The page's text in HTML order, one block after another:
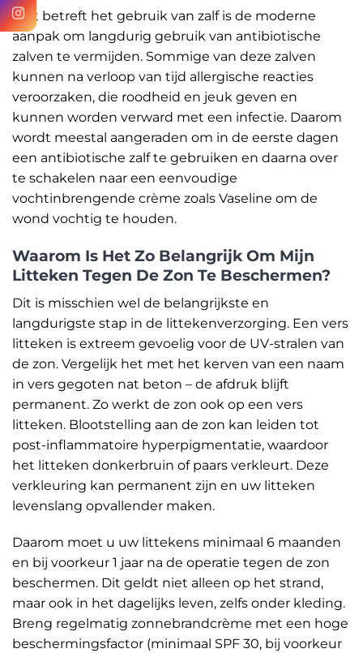
Wat betreft het gebruik van zalf is de moderne
aanpak om langdurig gebruik van antibiotische
zalven te vermijden. Sommige van deze zalven
kunnen na verloop van tijd allergische reacties
veroorzaken, die roodheid en jeuk geven en
kunnen worden verward met een infectie. Daarom
wordt meestal aangeraden om in de eerste dagen
een antibiotische zalf te gebruiken en daarna over
te schakelen naar een eenvoudige
vochtinbrengende crème zoals Vaseline om de
wond vochtig te houden.
Waarom Is Het Zo Belangrijk Om Mijn
Litteken Tegen De Zon Te Beschermen?
Dit is misschien wel de belangrijkste en
langdurigste stap in de littekenverzorging. Een vers
litteken is extreem gevoelig voor de UV-stralen van
de zon. Vergelijk het met het kerven van een naam
in vers gegoten nat beton – de afdruk blijft
permanent. Zo werkt de zon ook op een vers
litteken. Blootstelling aan de zon kan leiden tot
post-inflammatoire hyperpigmentatie, waardoor
het litteken donkerbruin of paars verkleurt. Deze
verkleuring kan permanent zijn en uw litteken
levenslang opvallender maken.
Daarom moet u uw littekens minimaal 6 maanden
en bij voorkeur 1 jaar na de operatie tegen de zon
beschermen. Dit geldt niet alleen op het strand,
maar ook in het dagelijks leven, zelfs onder kleding.
Breng regelmatig zonnebrandcrème met een hoge
beschermingsfactor (minimaal SPF 30, bij voorkeur